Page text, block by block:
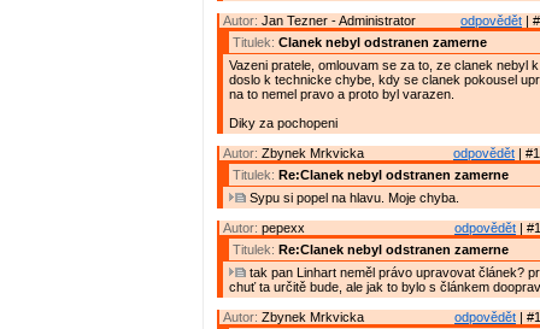
odpovědět |
Autor: Jan Tezner - Administrator
Titulek: Clanek nebyl odstranen zamerne
Vazeni pratele, omlouvam se za to, ze clanek nebyl
doslo k technicke chybe, kdy se clanek pokousel
na to nemel pravo a proto byl varazen.
Diky za pochopeni
odpovědět |
Autor: Zbynek Mrkvicka
Titulek: Re:Clanek nebyl odstranen zamerne
Sypu si popel na hlavu. Moje chyba.
odpovědět |
Autor: pepexx
Titulek: Re:Clanek nebyl odstranen zamerne
tak pan Linhart neměl právo upravovat článek?
chuť ta určitě bude, ale jak to bylo s článkem
odpovědět |
Autor: Zbynek Mrkvicka